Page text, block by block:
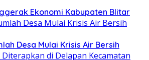
Ekonomi Kabupaten Blitar
Desa Mulai Krisis Air Bersih